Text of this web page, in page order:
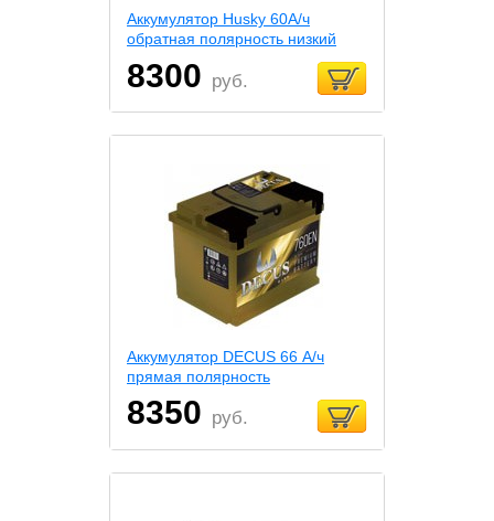
Аккумулятор Husky 60А/ч
обратная полярнoсть низкий
8300 руб.
Аккумулятор DECUS 66 А/ч
прямая полярность
8350 руб.